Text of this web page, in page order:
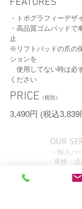
・トポグラフィーデザ
・高品質ゴムパッドで
止
※リフトパッドの爪の
ションを
使用してない時は必
ください
​PRICE （税別）
3,490円 (税込3,839
OUR
・輸入パ
・車検・
・カスタム＆ファ